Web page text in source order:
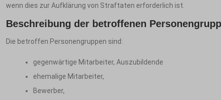
wenn dies zur Aufklärung von Straftaten erforderlich ist.
Beschreibung der betroffenen
Die betroffen Personengruppen sind:
gegenwärtige Mitarbeiter, Auszubildende
ehemalige Mitarbeiter,
Bewerber,